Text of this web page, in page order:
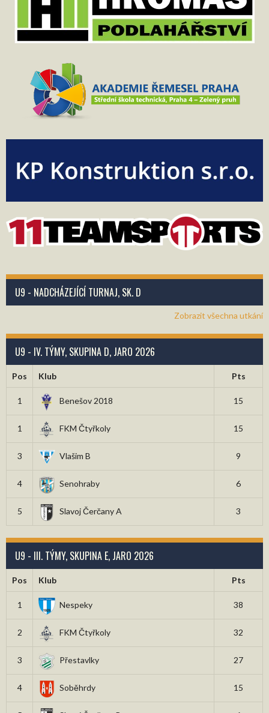
U9 - NADCHÁZEJÍCÍ TURNAJ, SK. D
Zobrazit všechna utkání
U9 - IV. TÝMY, SKUPINA D, JARO 2026
Pos Klub Pts
1 Benešov 2018 15
1 FKM Čtyřkoly 15
3 Vlašim B 9
4 Senohraby 6
5 Slavoj Čerčany A 3
U9 - III. TÝMY, SKUPINA E, JARO 2026
Pos Klub Pts
1 Nespeky 38
2 FKM Čtyřkoly 32
3 Přestavlky 27
4 Soběhrdy 15